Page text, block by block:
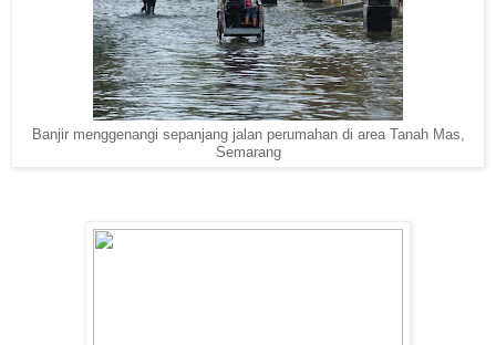
Banjir menggenangi sepanjang jalan perumahan di area Tanah Mas,
Semarang